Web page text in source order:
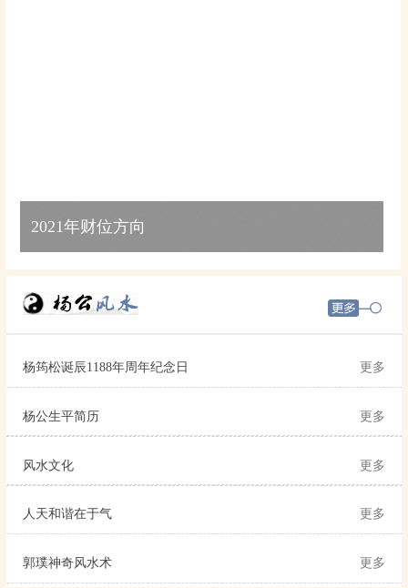
杨筠松诞辰1188年周年纪念日 更多
杨公生平简历 更多
风水文化 更多
人天和谐在于气 更多
郭璞神奇风水术 更多